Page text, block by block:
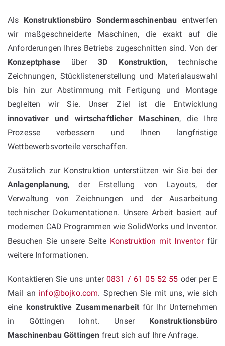
Als Konstruktionsbüro Sondermaschinenbau entwerfen
wir maßgeschneiderte Maschinen, die exakt auf die
Anforderungen Ihres Betriebs zugeschnitten sind. Von der
Konzeptphaseüber3D Konstruktion, technische
Zeichnungen, Stücklistenerstellung und Materialauswahl
bis hin zur Abstimmung mit Fertigung und Montage
begleiten wir Sie. Unser Ziel ist die Entwicklung
innovativer und wirtschaftlicher Maschinen, die Ihre
Prozesse verbessern und Ihnen langfristige
Wettbewerbsvorteile verschaffen.
Zusätzlich zur Konstruktion unterstützen wir Sie bei der
Anlagenplanung, der Erstellung von Layouts, der
Verwaltung von Zeichnungen und der Ausarbeitung
technischer Dokumentationen. Unsere Arbeit basiert auf
modernen CAD Programmen wie SolidWorks und Inventor.
Besuchen Sie unsere Seite Konstruktion mit Inventorfür
weitere Informationen.
Kontaktieren Sie uns unter 0831 / 61 05 52 55 oder per E
Mail an info@bojko.com. Sprechen Sie mit uns, wie sich
eine konstruktive Zusammenarbeit für Ihr Unternehmen
in Göttingen lohnt. Unser Konstruktionsbüro
Maschinenbau Göttingen freut sich auf Ihre Anfrage.